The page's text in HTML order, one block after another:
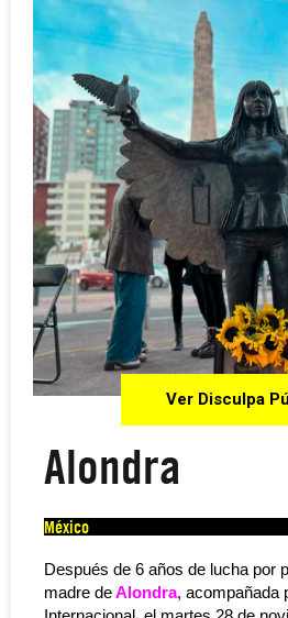
Ver Disculpa
Alondra
México
Después de 6 años de lucha por
madre deAlondra, acompañada